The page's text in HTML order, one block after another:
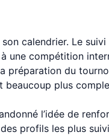
calendrier. Le
une compétition
préparation du
plus
l’idée de
profils les plus